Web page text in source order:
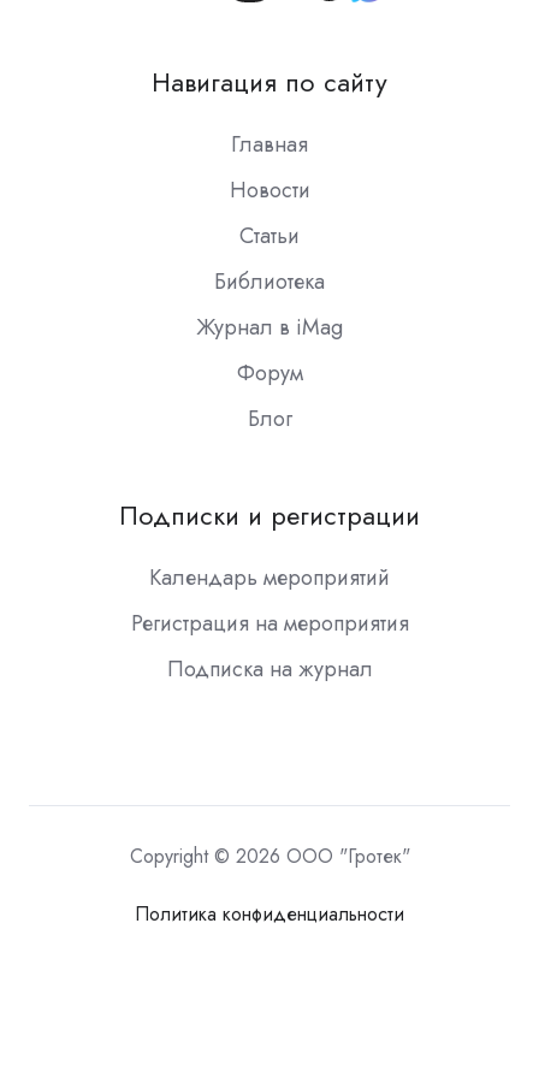
Slack
Навигация по сайту
Главная
Новости
Статьи
Библиотека
Журнал в iMag
Форум
Блог
Подписки и регистрации
Календарь мероприятий
Регистрация на мероприятия
Подписка на журнал
Copyright © 2026 ООО "Гротек"
Политика конфиденциальности